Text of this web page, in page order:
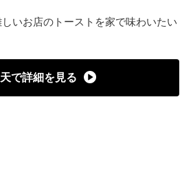
いお店のトーストを家で味わいたい
で詳細を見る